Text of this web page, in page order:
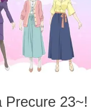
Precure 23~!